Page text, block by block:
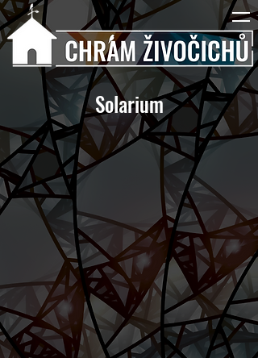
Solarium